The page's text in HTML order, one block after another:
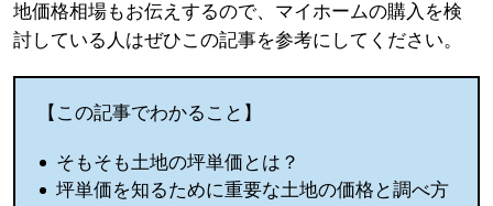
地価格相場もお伝えするので、マイホームの購入を検
討している人はぜひこの記事を参考にしてください。
【この記事でわかること】
そもそも土地の坪単価とは？
坪単価を知るために重要な土地の価格と調べ方